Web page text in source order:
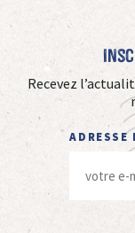
Recevez
ADRESSE